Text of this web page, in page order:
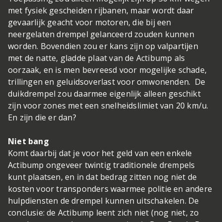
met fysiek gescheiden rijbanen, maar wordt daar
gevaarlijk geacht voor motoren, die bij een
neergelaten drempel gelanceerd zouden kunnen
worden. Bovendien zou er kans zijn op valpartijen
met de natte, gladde plaat van de Actibump als
oorzaak, en is men bevreesd voor mogelijke schade,
trillingen en geluidsoverlast voor omwonenden. De
duikdrempel zou daarmee eigenlijk alleen geschikt
zijn voor zones met een snelheidslimiet van 20 km/u.
En zijn die er dan?
Niet bang
Komt daarbij dat je voor het geld van een enkele
Actibump ongeveer twintig traditionele drempels
kunt plaatsen, en in dat bedrag zitten nog niet de
kosten voor transponders waarmee politie en andere
hulpdiensten de drempel kunnen uitschakelen. De
conclusie: de Actibump leent zich niet (nog niet, zo